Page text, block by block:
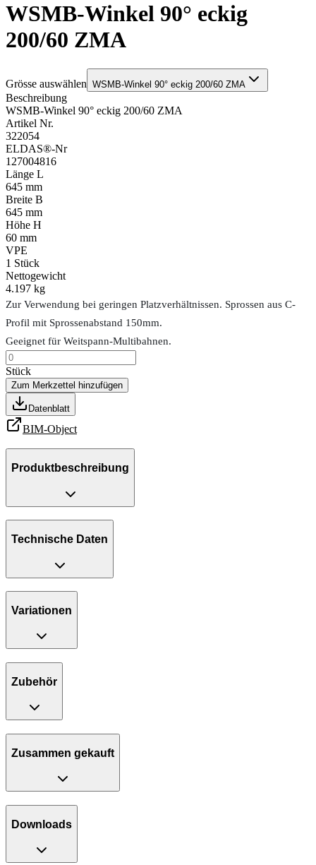
WSMB-Winkel 90° eckig
200/60 ZMA
Grösse auswählen WSMB-Winkel 90° eckig 200/60 ZMA
Beschreibung
WSMB-Winkel 90° eckig 200/60 ZMA
Artikel Nr.
322054
ELDAS®-Nr
127004816
Länge L
645 mm
Breite B
645 mm
Höhe H
60 mm
VPE
1 Stück
Nettogewicht
4.197 kg
Zur Verwendung bei geringen Platzverhältnissen. Sprossen aus C-
Profil mit Sprossenabstand 150mm.
Geeignet für Weitspann-Multibahnen.
Stück
Zum Merkzettel hinzufügen
Datenblatt
BIM-Object
Produktbeschreibung
Technische Daten
Variationen
Zubehör
Zusammen gekauft
Downloads